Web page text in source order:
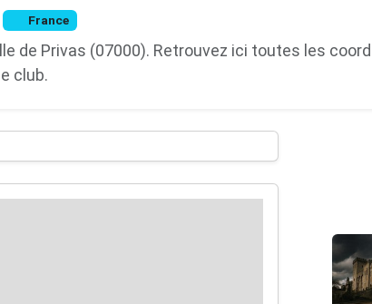
France
de Privas (07000). Retrouvez ici toutes les
club.